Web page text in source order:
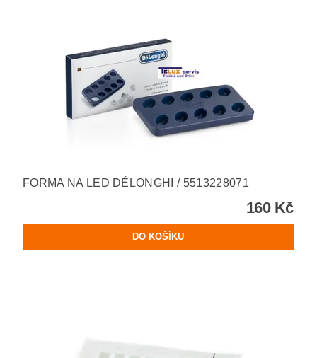
FORMA NA LED DÉLONGHI / 5513228071
160 Kč